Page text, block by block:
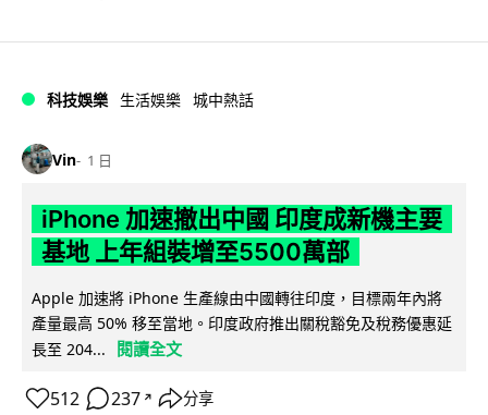
科技娛樂 生活娛樂 城中熱話
Vin 1 日
iPhone 加速撤出中國 印度成新機主要
基地 上年組裝增至5500萬部
Apple 加速將 iPhone 生產線由中國轉往印度，目標兩年內將
產量最高 50% 移至當地。印度政府推出關稅豁免及稅務優惠延
長至 204...
閱讀全文
512 237 ↗ 分享